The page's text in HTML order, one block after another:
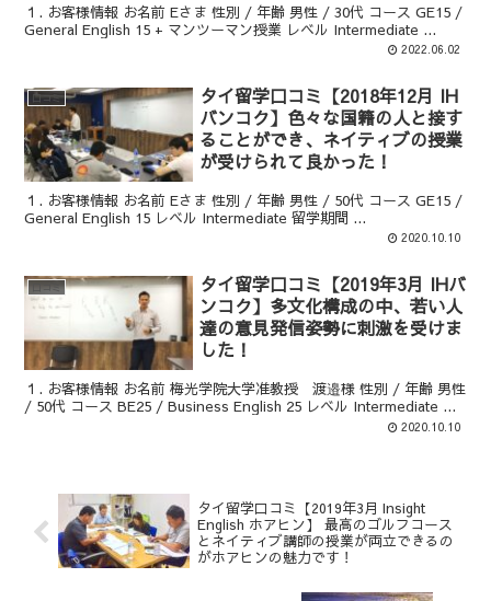
１. お客様情報 お名前 Eさま 性別 / 年齢 男性 / 30代 コース GE15 /
General English 15 + マンツーマン授業 レベル Intermediate ...
2022.06.02
口コミ
タイ留学口コミ【2018年12月 IH
バンコク】色々な国籍の人と接す
ることができ、ネイティブの授業
が受けられて良かった！
１. お客様情報 お名前 Eさま 性別 / 年齢 男性 / 50代 コース GE15 /
General English 15 レベル Intermediate 留学期間 ...
2020.10.10
口コミ
タイ留学口コミ【2019年3月 IHバ
ンコク】多文化構成の中、若い人
達の意見発信姿勢に刺激を受けま
した！
１. お客様情報 お名前 梅光学院大学准教授 渡邉様 性別 / 年齢 男性
/ 50代 コース BE25 / Business English 25 レベル Intermediate ...
2020.10.10
タイ留学口コミ【2019年3月 Insight
English ホアヒン】 最高のゴルフコース
とネイティブ講師の授業が両立できるの
がホアヒンの魅力です！